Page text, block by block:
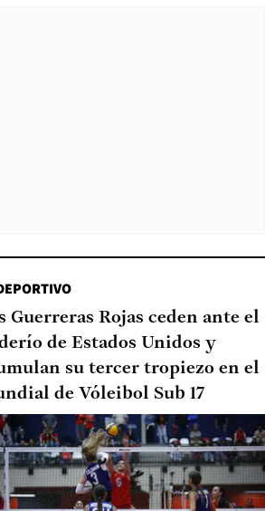
Guerreras Rojas ceden ante el
de Estados Unidos y
su tercer tropiezo en el
de Vóleibol Sub 17